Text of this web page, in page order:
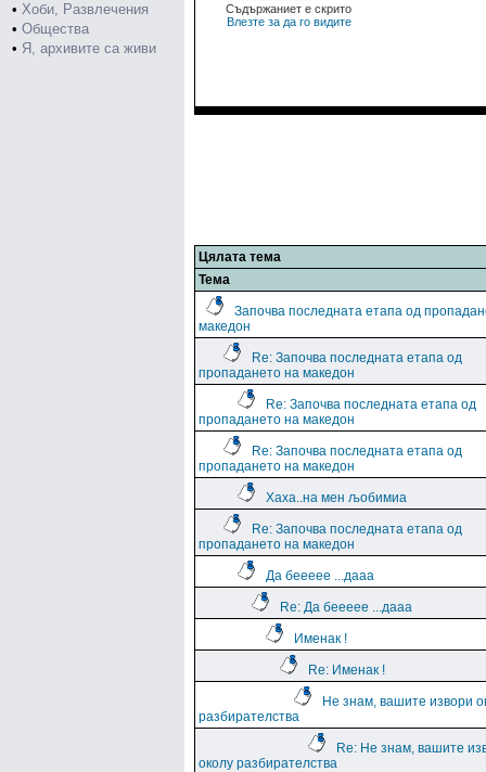
• Хоби, Развлечения
• Общества
• Я, архивите са живи
Съдържаниет е скрито
Влезте за да го видите
Цялата тема
Тема
Започва последната етапа од
македон
Re: Започва последната етапа од
пропадането на македон
Re: Започва последната етапа од
пропадането на македон
Re: Започва последната етапа од
пропадането на македон
Хаха..на мен љобимиа
Re: Започва последната етапа од
пропадането на македон
Да беееее ...дааа
Re: Да беееее ...дааа
Именак !
Re: Именак !
Не знам, вашите извори
разбирателства
Re: Не знам, вашите
околу разбирателства